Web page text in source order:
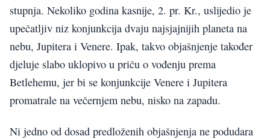
stupnja. Nekoliko godina kasnije, 2. pr. Kr., uslijedio je
upečatljiv niz konjunkcija dvaju najsjajnijih planeta na
nebu, Jupitera i Venere. Ipak, takvo objašnjenje također
djeluje slabo uklopivo u priču o vođenju prema
Betlehemu, jer bi se konjunkcije Venere i Jupitera
promatrale na večernjem nebu, nisko na zapadu.
Ni jedno od dosad predloženih objašnjenja ne podudara